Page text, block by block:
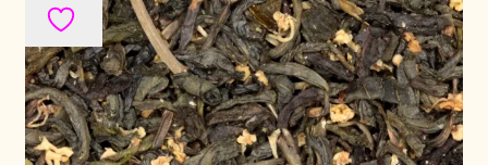
Questions relatives aux stocks
Retouren en garantie
Retours et garantie